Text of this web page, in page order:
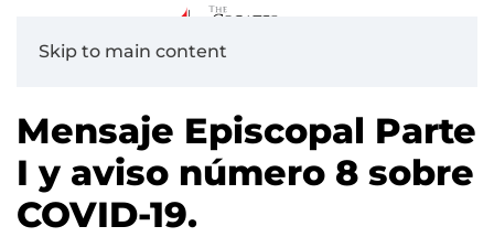
Skip to main content
Mensaje Episcopal Parte
I y aviso número 8 sobre
COVID-19.